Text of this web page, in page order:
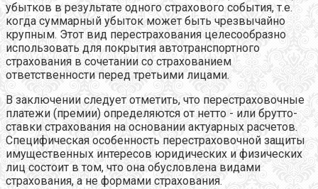
убытков в результате одного страхового события, т.е.
когда суммарный убыток может быть чрезвычайно
крупным. Этот вид перестрахования целесообразно
использовать для покрытия автотранспортного
страхования в сочетании со страхованием
ответственности перед третьими лицами.
В заключении следует отметить, что перестраховочные
платежи (премии) определяются от нетто - или брутто-
ставки страхования на основании актуарных расчетов.
Специфическая особенность перестраховочной защиты
имущественных интересов юридических и физических
лиц состоит в том, что она обусловлена видами
страхования, а не формами страхования.